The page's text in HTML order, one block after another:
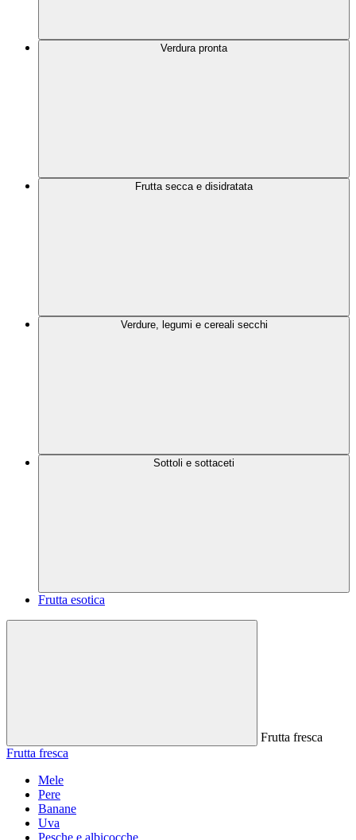
Verdura pronta
Frutta secca e disidratata
Verdure, legumi e cereali secchi
Sottoli e sottaceti
Frutta esotica
Frutta fresca
Frutta fresca
Mele
Pere
Banane
Uva
Pesche e albicocche